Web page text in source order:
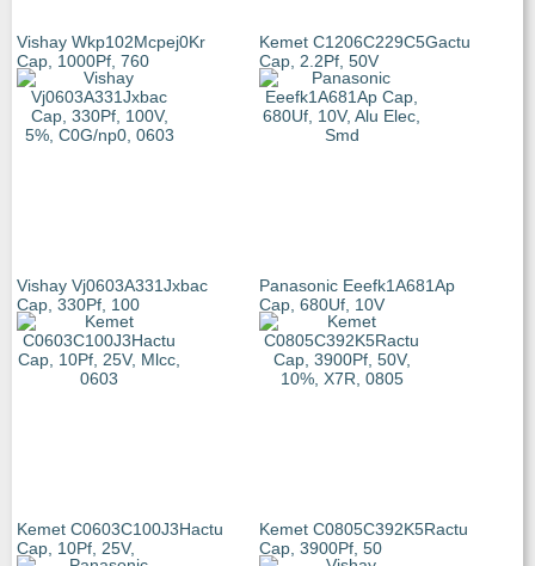
Vishay Wkp102Mcpej0Kr
Cap, 1000Pf, 760
Kemet C1206C229C5Gactu
Cap, 2.2Pf, 50V
Vishay Vj0603A331Jxbac
Cap, 330Pf, 100
Panasonic Eeefk1A681Ap
Cap, 680Uf, 10V
Kemet C0603C100J3Hactu
Cap, 10Pf, 25V,
Kemet C0805C392K5Ractu
Cap, 3900Pf, 50